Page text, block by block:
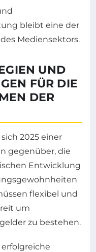
bleibt eine der
Mediensektors.
UND
FÜR DIE
DER
2025 einer
gegenüber, die
Entwicklung
flexibel und
um
zu bestehen.